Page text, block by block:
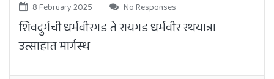
8 February 2025 No Responses
शिवदुर्गची धर्मवीरगड ते रायगड धर्मवीर रथयात्रा
उत्साहात मार्गस्थ